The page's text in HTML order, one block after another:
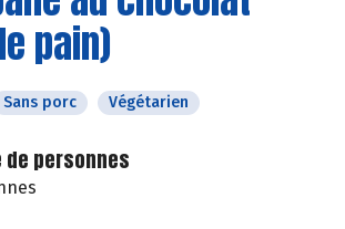
pain)
Sans porc Végétarien
de personnes